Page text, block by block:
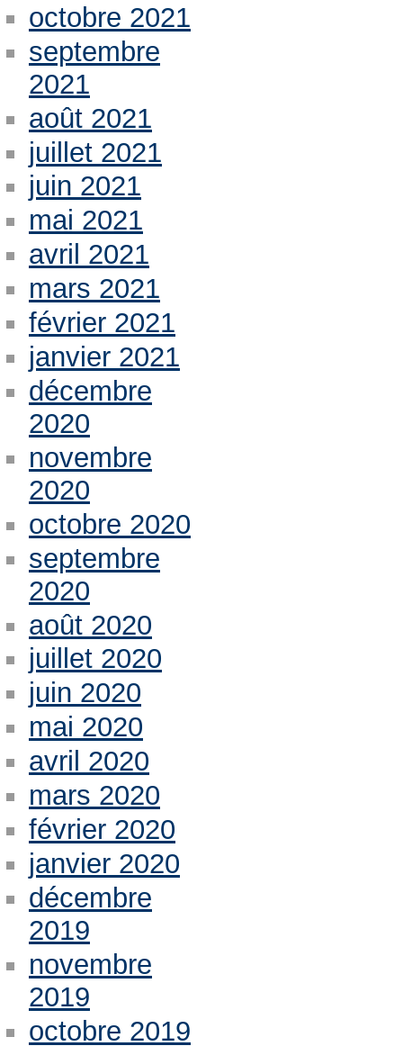
octobre 2021
septembre
2021
août 2021
juillet 2021
juin 2021
mai 2021
avril 2021
mars 2021
février 2021
janvier 2021
décembre
2020
novembre
2020
octobre 2020
septembre
2020
août 2020
juillet 2020
juin 2020
mai 2020
avril 2020
mars 2020
février 2020
janvier 2020
décembre
2019
novembre
2019
octobre 2019